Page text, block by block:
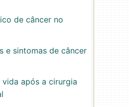
de câncer no
e sintomas de câncer
após a cirurgia